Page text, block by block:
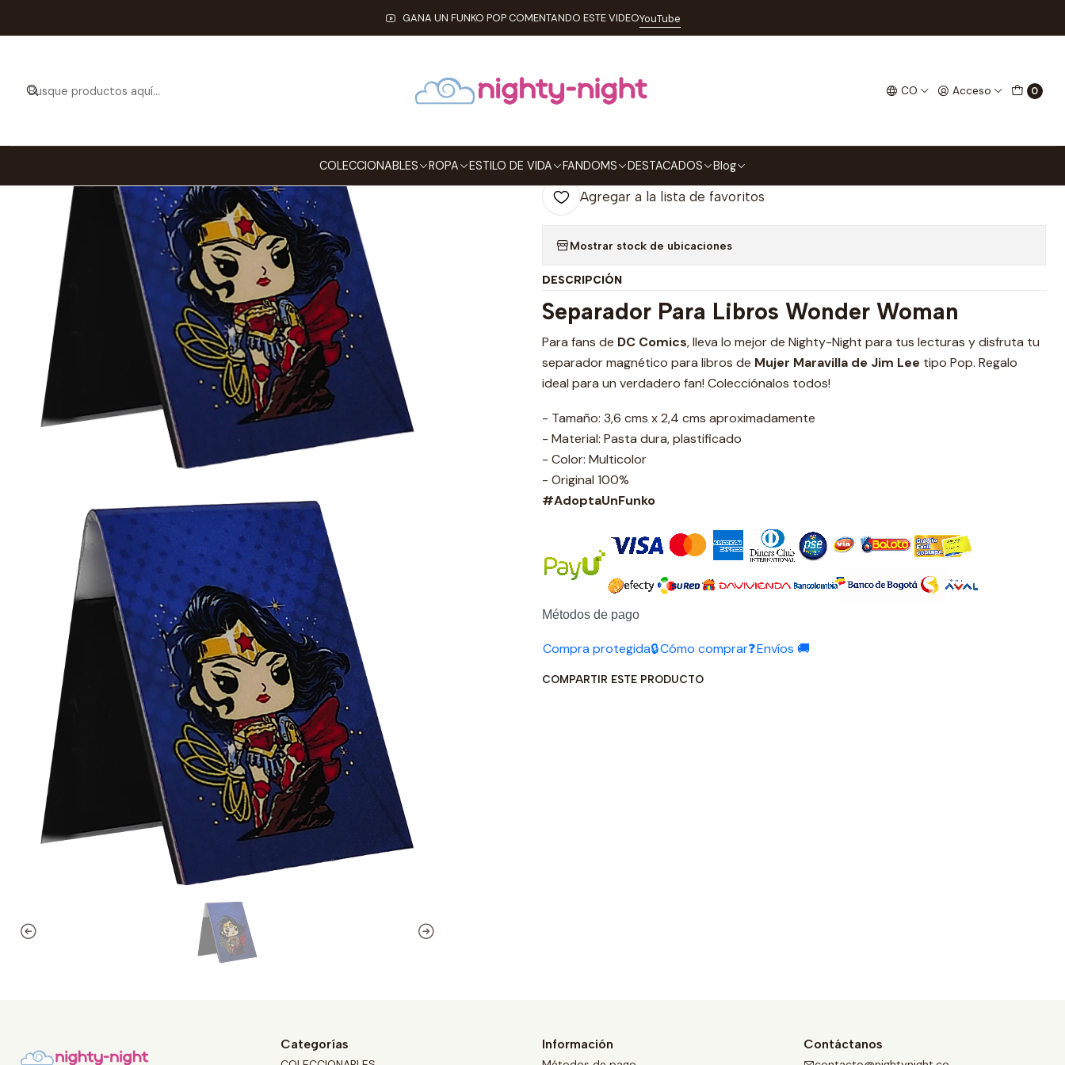
CO Acceso 0
COLECCIONABLES ROPA ESTILO DE VIDA FANDOMS DESTACADOS Blog
GANA UN FUNKO POP COMENTANDO ESTE VIDEOYouTube
SEPARADORES PARA LIBROS Wonder Woman Jim Lee Separadores Magnéticos Para Libros
Wonder Woman Jim Lee Separadores
Magnéticos Para Libros
Cantidad
Agregar al Carrito Comprar ahora
Agregar a la lista de favoritos
Mostrar stock de ubicaciones
DESCRIPCIÓN
Separador Para Libros Wonder Woman
Para fans de DC Comics, lleva lo mejor de Nighty-Night para tus lecturas y disfruta tu
separador magnético para libros de Mujer Maravilla de Jim Lee tipo Pop. Regalo
ideal para un verdadero fan! Colecciónalos todos!
- Tamaño: 3,6 cms x 2,4 cms aproximadamente
- Material: Pasta dura, plastificado
- Color: Multicolor
- Original 100%
#AdoptaUnFunko
Métodos de pago
Compra protegida🔒Cómo comprar❓Envíos 🚚
COMPARTIR ESTE PRODUCTO
Categorías Información Contáctanos